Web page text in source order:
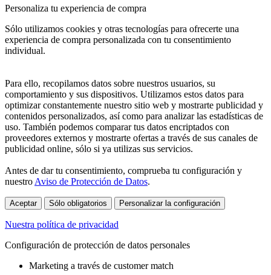
Personaliza tu experiencia de compra
Sólo utilizamos cookies y otras tecnologías para ofrecerte una
experiencia de compra personalizada con tu consentimiento
individual.
Para ello, recopilamos datos sobre nuestros usuarios, su
comportamiento y sus dispositivos. Utilizamos estos datos para
optimizar constantemente nuestro sitio web y mostrarte publicidad y
contenidos personalizados, así como para analizar las estadísticas de
uso. También podemos comparar tus datos encriptados con
proveedores externos y mostrarte ofertas a través de sus canales de
publicidad online, sólo si ya utilizas sus servicios.
Antes de dar tu consentimiento, comprueba tu configuración y
nuestro Aviso de Protección de Datos.
Aceptar Sólo obligatorios Personalizar la configuración
Nuestra política de privacidad
Configuración de protección de datos personales
Marketing a través de customer match